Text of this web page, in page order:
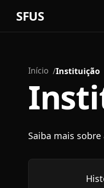
SFUS
Início Instituição
Saiba mais